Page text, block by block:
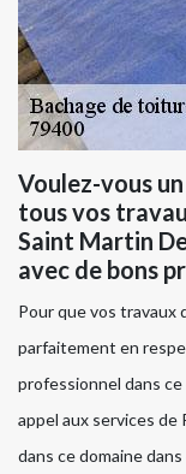
Voulez-vous
tous vos
Saint Martin
avec de bons
Pour que vos
parfaitement en
professionnel dans
appel aux services
dans ce domaine dans